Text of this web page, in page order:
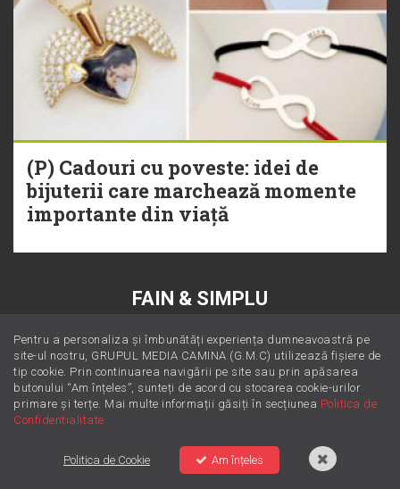
(P) Cadouri cu poveste: idei de
bijuterii care marchează momente
importante din viață
FAIN & SIMPLU
Pentru a personaliza și îmbunătăți experiența dumneavoastră pe
site-ul nostru, GRUPUL MEDIA CAMINA (G.M.C) utilizează fișiere de
tip cookie. Prin continuarea navigării pe site sau prin apăsarea
butonului “Am înțeles”, sunteți de acord cu stocarea cookie-urilor
primare și terțe. Mai multe informații găsiți în secțiunea Politica de
Confidentialitate
Politica de Cookie Am înțeles